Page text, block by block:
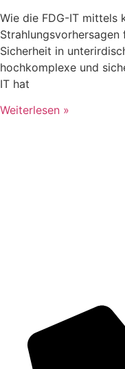
Wie die FDG-IT mittels
Sicherheit in
hochkomplexe und
IT hat
Weiterlesen »